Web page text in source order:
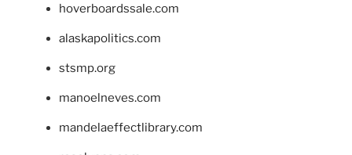
hoverboardssale.com
alaskapolitics.com
stsmp.org
manoelneves.com
mandelaeffectlibrary.com